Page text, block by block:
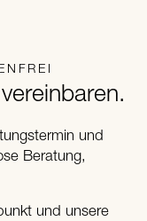
vereinbaren.
und
Beratung,
und unsere